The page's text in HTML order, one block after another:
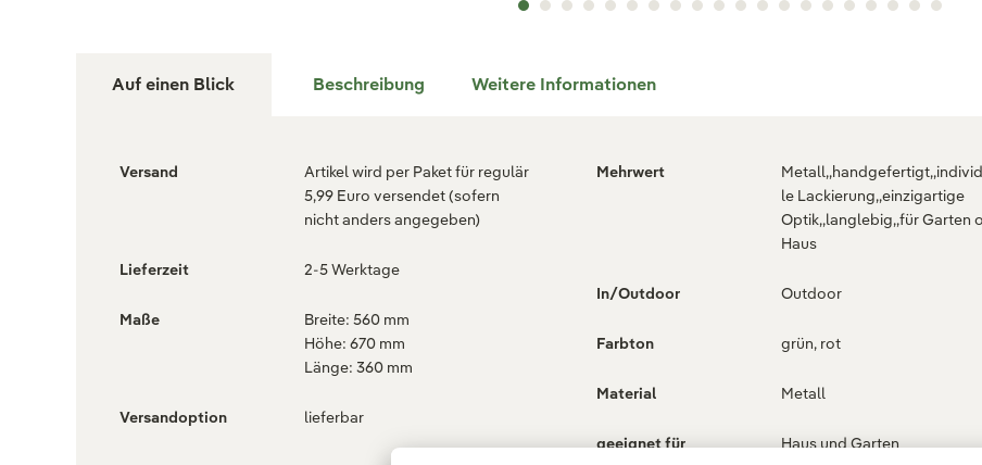
Auf einen Blick Beschreibung Weitere Informationen
Versand
Artikel wird per Paket für regulär
5,99 Euro versendet (sofern
nicht anders angegeben)
Lieferzeit 2-5 Werktage
Maße
Breite: 560 mm
Höhe: 670 mm
Länge: 360 mm
Versandoption lieferbar
Mehrwert
le Lackierung,,einzigartige
Optik,,langlebig,,für Garten
Haus
In/Outdoor Outdoor
Farbton grün, rot
Material Metall
geeignet für Haus und Garten